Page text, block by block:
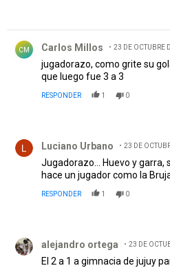
CM Carlos Millos 23 DE OCTUBRE
jugadorazo, como grite su
que luego fue 3 a 3
RESPONDER 1 0
Luciano Urbano 23 DE
Jugadorazo… Huevo y garra,
hace un jugador como la
RESPONDER 1 0
alejandro ortega 23 DE
El 2 a 1 a gimnacia de jujuy